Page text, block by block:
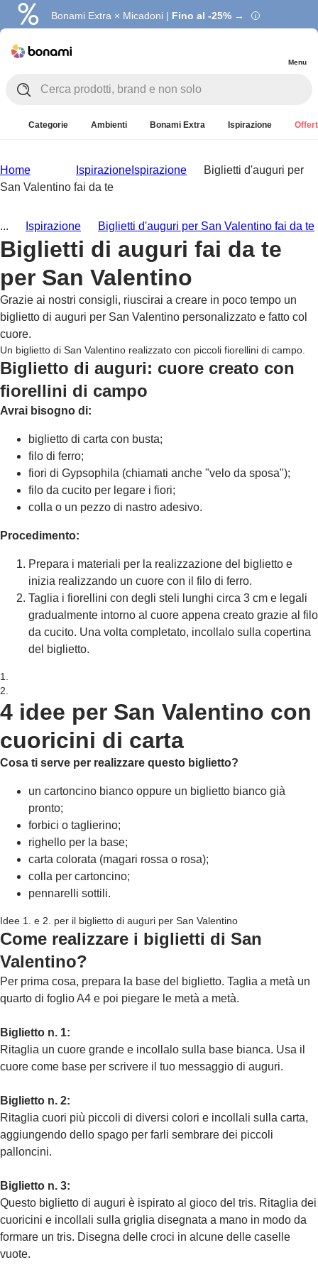
Bonami Extra × Micadoni | Fino al -25% →
Menu
Categorie Ambienti Bonami Extra Ispirazione
Home Ispirazione Ispirazione
Biglietti d'auguri per
San Valentino fai da te
... Ispirazione Biglietti d'auguri per San Valentino fai da te
Biglietti di auguri fai da te
per San Valentino
Grazie ai nostri consigli, riuscirai a creare in poco tempo un
biglietto di auguri per San Valentino personalizzato e fatto col
cuore.
Un biglietto di San Valentino realizzato con piccoli fiorellini di campo.
Biglietto di auguri: cuore creato con
fiorellini di campo
Avrai bisogno di:
biglietto di carta con busta;
filo di ferro;
fiori di Gypsophila (chiamati anche "velo da sposa");
filo da cucito per legare i fiori;
colla o un pezzo di nastro adesivo.
Procedimento:
Prepara i materiali per la realizzazione del biglietto e
inizia realizzando un cuore con il filo di ferro.
Taglia i fiorellini con degli steli lunghi circa 3 cm e legali
gradualmente intorno al cuore appena creato grazie al filo
da cucito. Una volta completato, incollalo sulla copertina
del biglietto.
1.
2.
4 idee per San Valentino con
cuoricini di carta
Cosa ti serve per realizzare questo biglietto?
un cartoncino bianco oppure un biglietto bianco già
pronto;
forbici o taglierino;
righello per la base;
carta colorata (magari rossa o rosa);
colla per cartoncino;
pennarelli sottili.
Idee 1. e 2. per il biglietto di auguri per San Valentino
Come realizzare i biglietti di San
Valentino?
Per prima cosa, prepara la base del biglietto. Taglia a metà un
quarto di foglio A4 e poi piegare le metà a metà.
Biglietto n. 1:
Ritaglia un cuore grande e incollalo sulla base bianca. Usa il
cuore come base per scrivere il tuo messaggio di auguri.
Biglietto n. 2:
Ritaglia cuori più piccoli di diversi colori e incollali sulla carta,
aggiungendo dello spago per farli sembrare dei piccoli
palloncini.
Biglietto n. 3:
Questo biglietto di auguri è ispirato al gioco del tris. Ritaglia dei
cuoricini e incollali sulla griglia disegnata a mano in modo da
formare un tris. Disegna delle croci in alcune delle caselle
vuote.